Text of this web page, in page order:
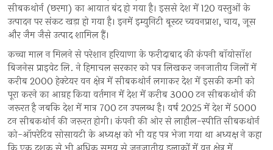
सीबकथोर्न (छरमा) का आयात बंद हो गया है। इससे देश में 120 वस्तुओं के
उत्पादन पर संकट खड़ा हो गया है। इनमें इम्युनिटी बूस्टर च्यवनप्राश, चाय, जूस
और जैम जैसे उत्पाद शामिल हैं।
कच्चा माल न मिलने से परेशान हरियाणा के फरीदाबाद की कंपनी बॉयोसॉश
बिजनेस प्राइवेट लि. ने हिमाचल सरकार को पत्र लिखकर जनजातीय जिलों में
करीब 2000 हेक्टेयर वन क्षेत्र में सीबकथोर्न लगाकर देश में इसकी कमी को
पूरा करने का आग्रह किया वर्तमान में देश में करीब 3000 टन सीबकथोर्न की
जरूरत है जबकि देश में मात्र 700 टन उपलब्ध है। वर्ष 2025 में देश में 5000
टन सीबकथोर्न की जरूरत होगी। कंपनी की ओर से लाहौल-स्पीति सीबकथोर्न
को-ऑपरेटिव सोसायटी के अध्यक्ष को भी यह पत्र भेजा गया था अध्यक्ष ने कहा